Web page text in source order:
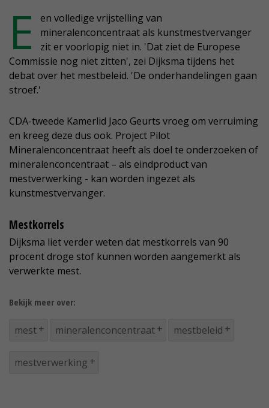
E
en volledige vrijstelling van
mineralenconcentraat als kunstmestvervanger
zit er voorlopig niet in. 'Dat ziet de Europese
Commissie nog niet zitten', zei Dijksma tijdens het
debat over het mestbeleid. 'De onderhandelingen gaan
stroef.'
CDA-tweede Kamerlid Jaco Geurts vroeg om verruiming
en kreeg deze dus ook. Project Pilot
Mineralenconcentraat heeft als doel te onderzoeken of
mineralenconcentraat – als eindproduct van
mestverwerking - kan worden ingezet als
kunstmestvervanger.
Mestkorrels
Dijksma liet verder weten dat mestkorrels van 90
procent droge stof kunnen worden aangemerkt als
verwerkte mest.
Bekijk meer over:
mest mineralenconcentraat mestbeleid
mestverwerking